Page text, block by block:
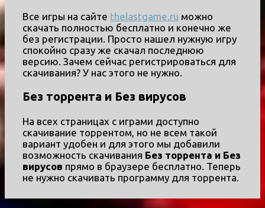
Все игры на сайте thelastgame.ru можно
скачать полностью бесплатно и конечно же
без регистрации. Просто нашел нужную игру
спокойно сразу же скачал последнюю
версию. Зачем сейчас регистрироваться для
скачивания? У нас этого не нужно.
Без торрента и Без вирусов
На всех страницах с играми доступно
скачивание торрентом, но не всем такой
вариант удобен и для этого мы добавили
возможность скачивания Без торрента и Без
вирусов прямо в браузере бесплатно. Теперь
не нужно скачивать программу для торрента.